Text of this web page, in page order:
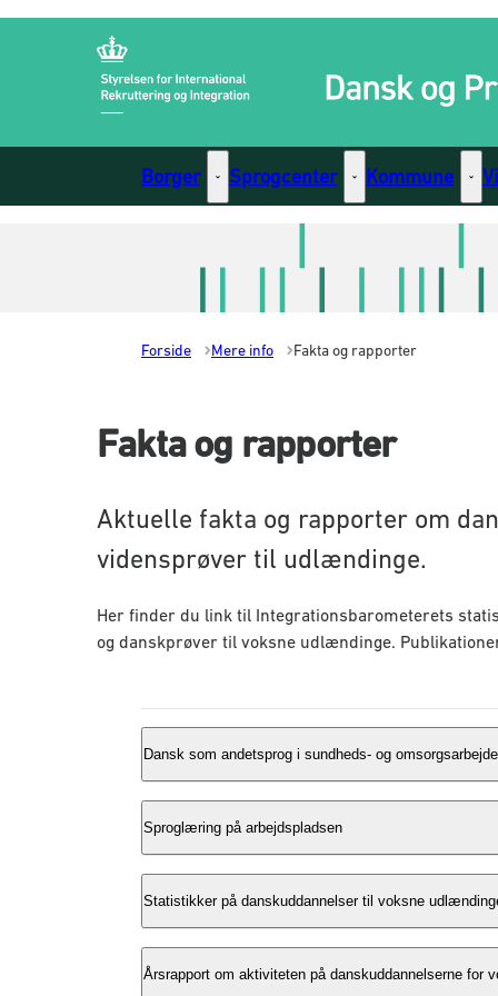
Borger Borger - Flere links
Sprogcenter Sprogcenter - Flere
Kommune
Forside Mere info Fakta og rapporter
Fakta og rapporter
Aktuelle fakta og rapporter om
vidensprøver til udlændinge.
Her finder du link til Integrationsbarometerets
og danskprøver til voksne udlændinge.
Dansk som andetsprog i sundheds- og omsorgsarbejde
Et stigende antal medarbejdere i ældreplejen
danske sprog. Det stiller særlige krav til
og kulturelt betingede forståelser af aldring
hvordan man skaber relation til borgere og
på arbejdspladsen. Det fremgår af en ny
Sproglæring på arbejdspladsen
At lære dansk har stor betydning for
deltage i arbejdspladsens faglige og sociale
har i samarbejde med forskere på området
nordiske lande og erfaringer med
Statistikker på danskuddannelser til voksne
På Det Nationale Integrationsbarometer
Årsrapport om aktiviteten på danskuddannelserne for